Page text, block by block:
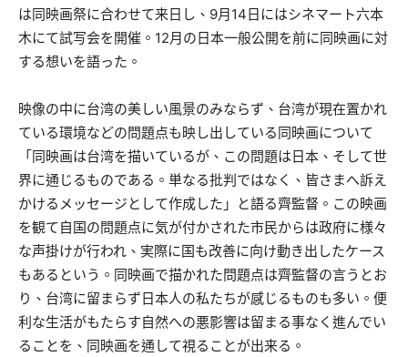
は同映画祭に合わせて来日し、9月14日にはシネマート六本
木にて試写会を開催。12月の日本一般公開を前に同映画に対
する想いを語った。
映像の中に台湾の美しい風景のみならず、台湾が現在置かれ
ている環境などの問題点も映し出している同映画について
「同映画は台湾を描いているが、この問題は日本、そして世
界に通じるものである。単なる批判ではなく、皆さまへ訴え
かけるメッセージとして作成した」と語る齊監督。この映画
を観て自国の問題点に気が付かされた市民からは政府に様々
な声掛けが行われ、実際に国も改善に向け動き出したケース
もあるという。同映画で描かれた問題点は齊監督の言うとお
り、台湾に留まらず日本人の私たちが感じるものも多い。便
利な生活がもたらす自然への悪影響は留まる事なく進んでい
ることを、同映画を通して視ることが出来る。